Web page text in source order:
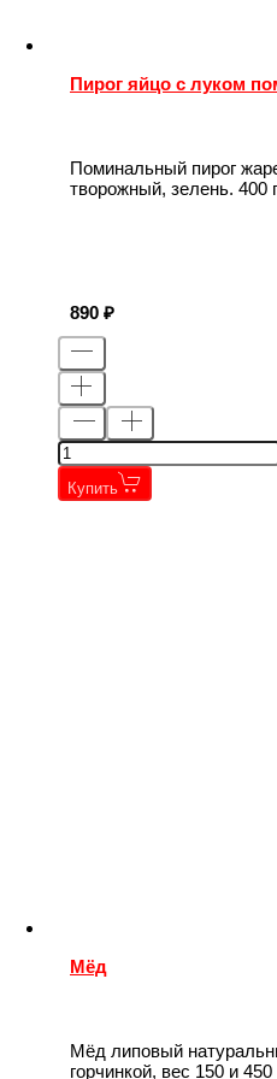
Пирог яйцо с луком
Поминальный пирог
творожный, зелень. 400
890
Купить
Мёд
Мёд липовый
горчинкой, вес 150 и 450